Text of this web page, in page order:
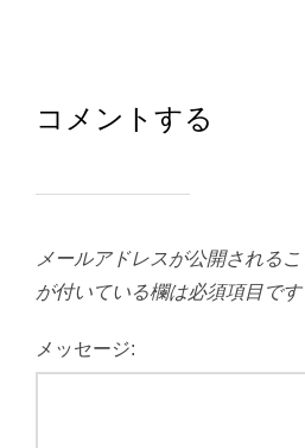
コメントする
メールアドレスが公開されるこ
が付いている欄は必須項目です
メッセージ: